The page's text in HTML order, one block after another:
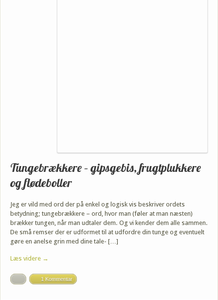
Tungebrækkere – gipsgebis, frugtplukkere
og flødeboller
Jeg er vild med ord der på enkel og logisk vis beskriver ordets
betydning; tungebrækkere – ord, hvor man (føler at man næsten)
brækker tungen, når man udtaler dem. Og vi kender dem alle sammen.
De små remser der er udformet til at udfordre din tunge og eventuelt
gøre en anelse grin med dine tale- […]
Læs videre →
1 Kommentar